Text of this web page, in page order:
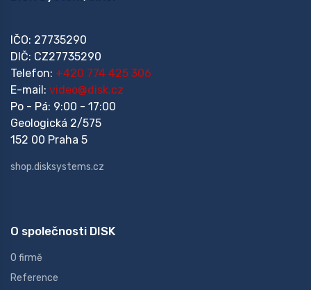
IČO: 27735290
DIČ: CZ27735290
Telefon: +420 774 425 306
E-mail: video@disk.cz
Po - Pá: 9:00 - 17:00
Geologická 2/575
152 00 Praha 5
shop.disksystems.cz
O společnosti DISK
O firmě
Reference